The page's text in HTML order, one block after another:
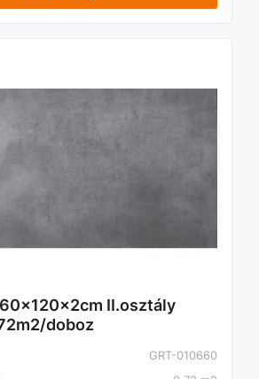
II.osztály
doboz
GRT-010660